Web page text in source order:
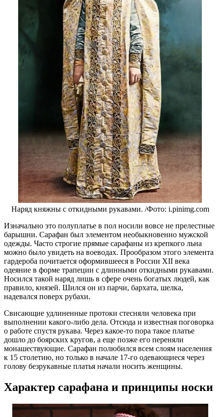
Наряд княжны с откидными рукавами. /Фото: i.pinimg.com
Изначально это полуплатье в пол носили вовсе не прелестные
барышни. Сарафан был элементом необыкновенно мужской
одежды. Часто строгие прямые сарафаны из крепкого льна
можно было увидеть на воеводах. Прообразом этого элемента
гардероба почитается оформившееся в России XII века
одеяние в форме трапеции с длинными откидными рукавами.
Носился такой наряд лишь в сфере очень богатых людей, как
правило, князей. Шился он из парчи, бархата, шелка,
надевался поверх рубахи.
Свисающие удлиненные протоки стесняли человека при
выполнении какого-либо дела. Отсюда и известная поговорка
о работе спустя рукава. Через какое-то пора такое платье
дошло до боярских кругов, а еще позже его переняли
монашествующие. Сарафан полюбился всем слоям населения
к 15 столетию, но только в начале 17-го одевающиеся через
голову безрукавные платья начали носить женщины.
Характер сарафана и принципы носки